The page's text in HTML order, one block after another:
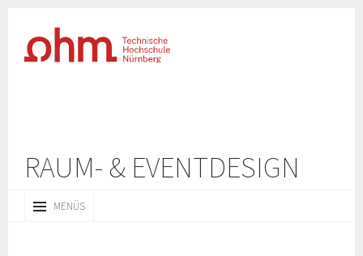
RAUM- & EVENTDESIGN
MENÜS
INHALT